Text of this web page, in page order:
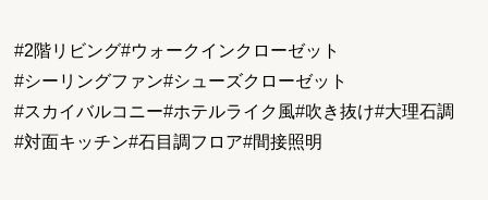
#2階リビング#ウォークインクローゼット
#シーリングファン#シューズクローゼット
#スカイバルコニー#ホテルライク風#吹き抜け#大理石調
#対面キッチン#石目調フロア#間接照明